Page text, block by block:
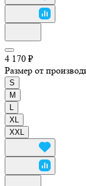
4 170 ₽
Размер от
S
M
XL
XXL